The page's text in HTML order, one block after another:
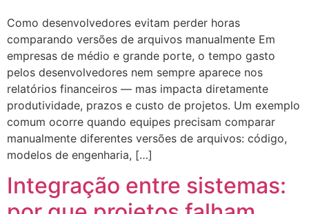
Como desenvolvedores evitam perder horas
comparando versões de arquivos manualmente Em
empresas de médio e grande porte, o tempo gasto
pelos desenvolvedores nem sempre aparece nos
relatórios financeiros — mas impacta diretamente
produtividade, prazos e custo de projetos. Um exemplo
comum ocorre quando equipes precisam comparar
manualmente diferentes versões de arquivos: código,
modelos de engenharia, […]
Integração entre sistemas: